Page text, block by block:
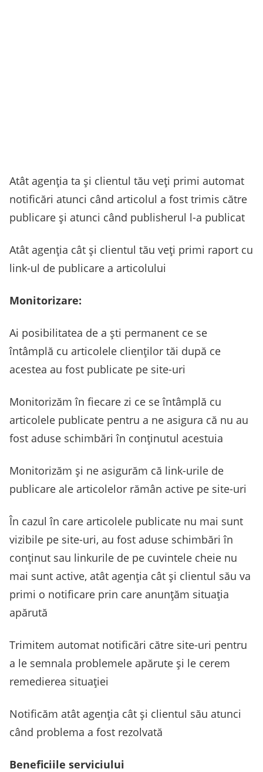
Atât agenția ta și clientul tău veți primi automat
notificări atunci când articolul a fost trimis către
publicare și atunci când publisherul l-a publicat
Atât agenția cât și clientul tău veți primi raport cu
link-ul de publicare a articolului
Monitorizare:
Ai posibilitatea de a ști permanent ce se
întâmplă cu articolele clienților tăi după ce
acestea au fost publicate pe site-uri
Monitorizăm în fiecare zi ce se întâmplă cu
articolele publicate pentru a ne asigura că nu au
fost aduse schimbări în conținutul acestuia
Monitorizăm și ne asigurăm că link-urile de
publicare ale articolelor rămân active pe site-uri
În cazul în care articolele publicate nu mai sunt
vizibile pe site-uri, au fost aduse schimbări în
conținut sau linkurile de pe cuvintele cheie nu
mai sunt active, atât agenția cât și clientul său va
primi o notificare prin care anunțăm situația
apărută
Trimitem automat notificări către site-uri pentru
a le semnala problemele apărute și le cerem
remedierea situației
Notificăm atât agenția cât și clientul său atunci
când problema a fost rezolvată
Beneficiile serviciului